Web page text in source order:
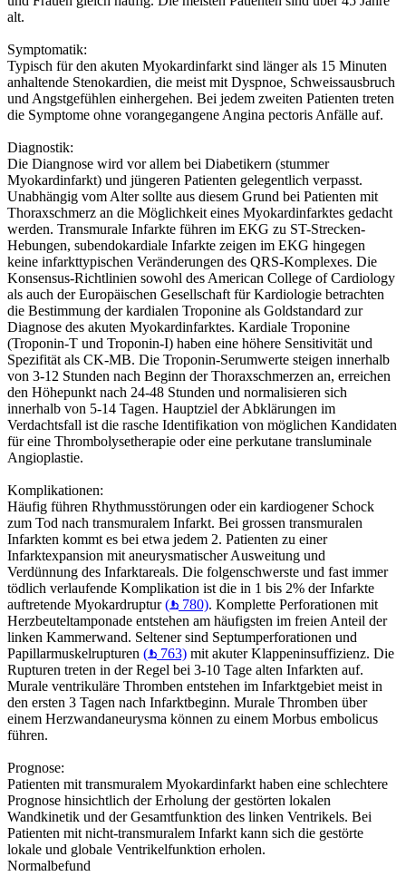
alt.
Symptomatik:
Typisch für den akuten Myokardinfarkt sind länger als 15 Minuten
anhaltende Stenokardien, die meist mit Dyspnoe, Schweissausbruch
und Angstgefühlen einhergehen. Bei jedem zweiten Patienten treten
die Symptome ohne vorangegangene Angina pectoris Anfälle auf.
Diagnostik:
Die Diangnose wird vor allem bei Diabetikern (stummer
Myokardinfarkt) und jüngeren Patienten gelegentlich verpasst.
Unabhängig vom Alter sollte aus diesem Grund bei Patienten mit
Thoraxschmerz an die Möglichkeit eines Myokardinfarktes gedacht
werden. Transmurale Infarkte führen im EKG zu ST-Strecken-
Hebungen, subendokardiale Infarkte zeigen im EKG hingegen
keine infarkttypischen Veränderungen des QRS-Komplexes. Die
Konsensus-Richtlinien sowohl des American College of Cardiology
als auch der Europäischen Gesellschaft für Kardiologie betrachten
die Bestimmung der kardialen Troponine als Goldstandard zur
Diagnose des akuten Myokardinfarktes. Kardiale Troponine
(Troponin-T und Troponin-I) haben eine höhere Sensitivität und
Spezifität als CK-MB. Die Troponin-Serumwerte steigen innerhalb
von 3-12 Stunden nach Beginn der Thoraxschmerzen an, erreichen
den Höhepunkt nach 24-48 Stunden und normalisieren sich
innerhalb von 5-14 Tagen. Hauptziel der Abklärungen im
Verdachtsfall ist die rasche Identifikation von möglichen Kandidaten
für eine Thrombolysetherapie oder eine perkutane transluminale
Angioplastie.
Komplikationen:
Häufig führen Rhythmusstörungen oder ein kardiogener Schock
zum Tod nach transmuralem Infarkt. Bei grossen transmuralen
Infarkten kommt es bei etwa jedem 2. Patienten zu einer
Infarktexpansion mit aneurysmatischer Ausweitung und
Verdünnung des Infarktareals. Die folgenschwerste und fast immer
tödlich verlaufende Komplikation ist die in 1 bis 2% der Infarkte
auftretende Myokardruptur( 780). Komplette Perforationen mit
Herzbeuteltamponade entstehen am häufigsten im freien Anteil der
linken Kammerwand. Seltener sind Septumperforationen und
Papillarmuskelrupturen ( 763) mit akuter Klappeninsuffizienz. Die
Rupturen treten in der Regel bei 3-10 Tage alten Infarkten auf.
Murale ventrikuläre Thromben entstehen im Infarktgebiet meist in
den ersten 3 Tagen nach Infarktbeginn. Murale Thromben über
einem Herzwandaneurysma können zu einem Morbus embolicus
führen.
Prognose:
Patienten mit transmuralem Myokardinfarkt haben eine schlechtere
Prognose hinsichtlich der Erholung der gestörten lokalen
Wandkinetik und der Gesamtfunktion des linken Ventrikels. Bei
Patienten mit nicht-transmuralem Infarkt kann sich die gestörte
lokale und globale Ventrikelfunktion erholen.
Normalbefund